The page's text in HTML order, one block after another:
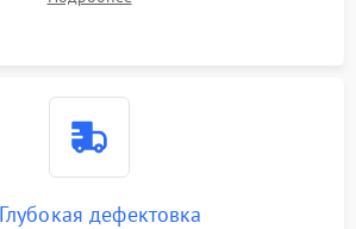
объектива специализированными
дефектовка